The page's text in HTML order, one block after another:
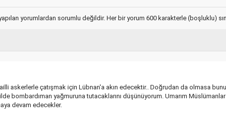
yorumlardan sorumlu değildir. Her bir yorum 600 karakterle (boşluklu)
askerlerle çatışmak için Lübnan'a akın edecektir.. Doğrudan da olmasa bunu
bombardıman yağmuruna tutacaklarını düşünüyorum. Umarım
devam edecekler.